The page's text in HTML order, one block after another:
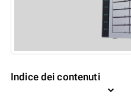
Indice dei contenuti